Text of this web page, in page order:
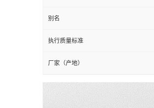
别名
执行质量标准
厂家（产地）